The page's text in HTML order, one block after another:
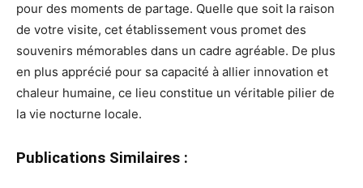
pour des moments de partage. Quelle que soit la raison
de votre visite, cet établissement vous promet des
souvenirs mémorables dans un cadre agréable. De plus
en plus apprécié pour sa capacité à allier innovation et
chaleur humaine, ce lieu constitue un véritable pilier de
la vie nocturne locale.
Publications Similaires :